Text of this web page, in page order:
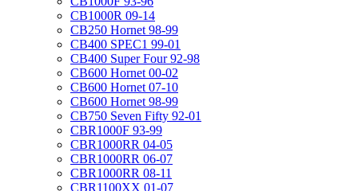
CB1000R 09-14
CB250 Hornet 98-99
CB400 SPEC1 99-01
CB400 Super Four 92-98
CB600 Hornet 00-02
CB600 Hornet 07-10
CB600 Hornet 98-99
CB750 Seven Fifty 92-01
CBR1000F 93-99
CBR1000RR 04-05
CBR1000RR 06-07
CBR1000RR 08-11
CBR1100XX 01-07